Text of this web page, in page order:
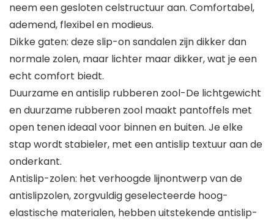
neem een gesloten celstructuur aan. Comfortabel,
ademend, flexibel en modieus.
Dikke gaten: deze slip-on sandalen zijn dikker dan
normale zolen, maar lichter maar dikker, wat je een
echt comfort biedt.
Duurzame en antislip rubberen zool-De lichtgewicht
en duurzame rubberen zool maakt pantoffels met
open tenen ideaal voor binnen en buiten. Je elke
stap wordt stabieler, met een antislip textuur aan de
onderkant.
Antislip-zolen: het verhoogde lijnontwerp van de
antislipzolen, zorgvuldig geselecteerde hoog-
elastische materialen, hebben uitstekende antislip-